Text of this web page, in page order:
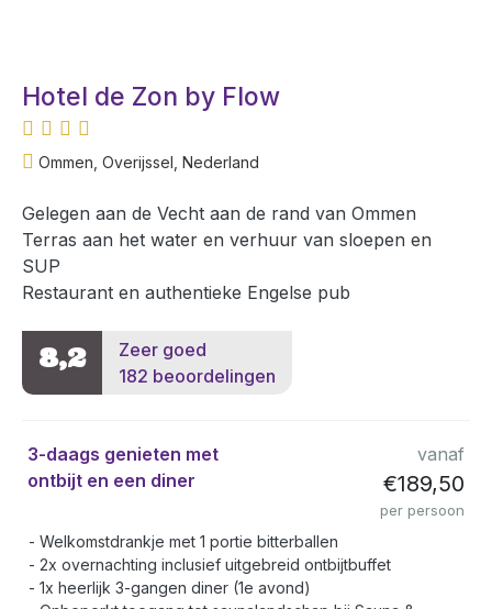
Hotel de Zon by Flow
Ommen, Overijssel, Nederland
Gelegen aan de Vecht aan de rand van Ommen
Terras aan het water en verhuur van sloepen en
SUP
Restaurant en authentieke Engelse pub
8,2
Zeer goed
182 beoordelingen
3-daags genieten met
ontbijt en een diner
vanaf
€189,50
per persoon
Welkomstdrankje met 1 portie bitterballen
2x overnachting inclusief uitgebreid ontbijtbuffet
1x heerlijk 3-gangen diner (1e avond)